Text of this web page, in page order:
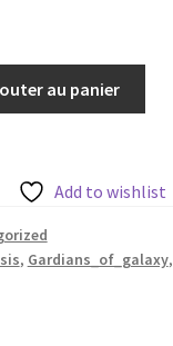
au panier
Add to wishlist
, Gardians_of_galaxy,